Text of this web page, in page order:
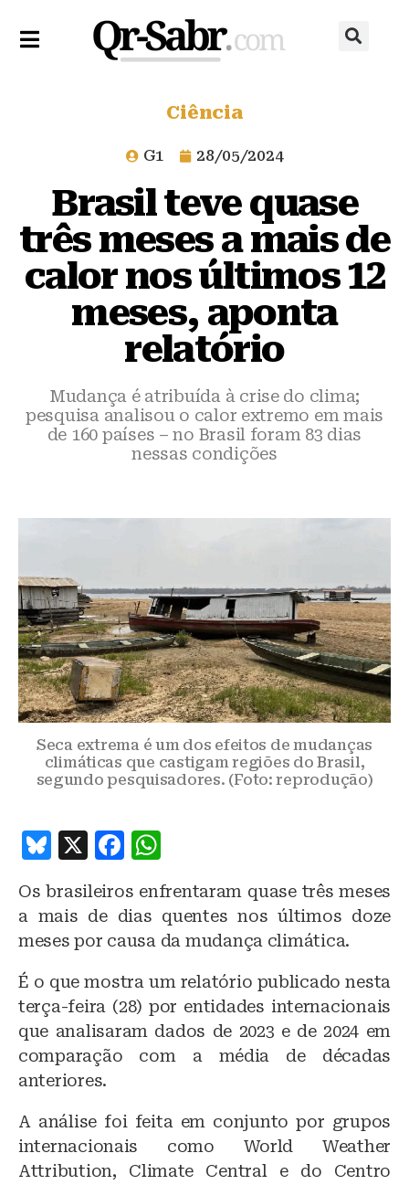
Ciência
G1 28/05/2024
Brasil teve quase
três meses a mais de
calor nos últimos 12
meses, aponta
relatório
Mudança é atribuída à crise do clima;
pesquisa analisou o calor extremo em mais
de 160 países – no Brasil foram 83 dias
nessas condições
Seca extrema é um dos efeitos de mudanças
climáticas que castigam regiões do Brasil,
segundo pesquisadores. (Foto: reprodução)
B
e
s
y
X
F
c
e
o
o
k
at
s
p
p
Os brasileiros enfrentaram quase três meses
a mais de dias quentes nos últimos doze
meses por causa da mudança climática.
É o que mostra um relatório publicado nesta
terça-feira (28) por entidades internacionais
que analisaram dados de 2023 e de 2024 em
comparação com a média de décadas
anteriores.
A análise foi feita em conjunto por grupos
internacionais como World Weather
Attribution, Climate Central e do Centro